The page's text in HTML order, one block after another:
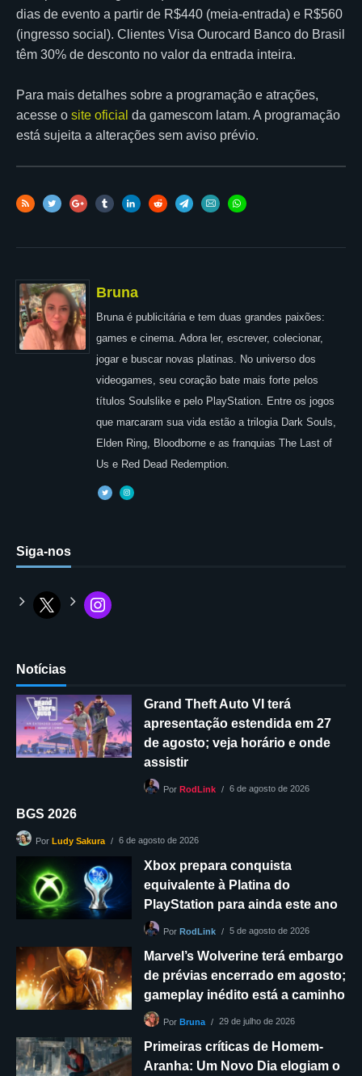
dias de evento a partir de R$440 (meia-entrada) e R$560
(ingresso social). Clientes Visa Ourocard Banco do Brasil
têm 30% de desconto no valor da entrada inteira.
Para mais detalhes sobre a programação e atrações,
acesse o site oficial da gamescom latam. A programação
está sujeita a alterações sem aviso prévio.
Bruna
Bruna é publicitária e tem duas grandes paixões:
games e cinema. Adora ler, escrever, colecionar,
jogar e buscar novas platinas. No universo dos
videogames, seu coração bate mais forte pelos
títulos Soulslike e pelo PlayStation. Entre os jogos
que marcaram sua vida estão a trilogia Dark Souls,
Elden Ring, Bloodborne e as franquias The Last of
Us e Red Dead Redemption.
Siga-nos
Notícias
Grand Theft Auto VI terá
apresentação estendida em 27
de agosto; veja horário e onde
assistir
PorRodLink 6 de agosto de 2026
BGS 2026
PorLudy Sakura 6 de agosto de 2026
Xbox prepara conquista
equivalente à Platina do
PlayStation para ainda este ano
PorRodLink 5 de agosto de 2026
Marvel’s Wolverine terá embargo
de prévias encerrado em agosto;
gameplay inédito está a caminho
PorBruna 29 de julho de 2026
Primeiras críticas de Homem-
Aranha: Um Novo Dia elogiam o